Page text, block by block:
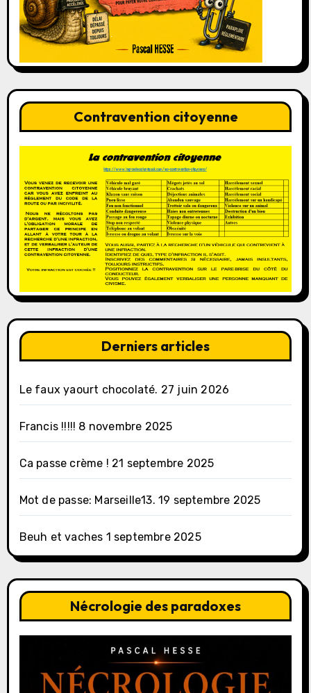
Contravention citoyenne
Derniers articles
Le faux yaourt chocolaté. 27 juin 2026
Francis !!!!! 8 novembre 2025
Ca passe crème ! 21 septembre 2025
Mot de passe: Marseille13. 19 septembre 2025
Beuh et vaches 1 septembre 2025
Nécrologie des paradoxes